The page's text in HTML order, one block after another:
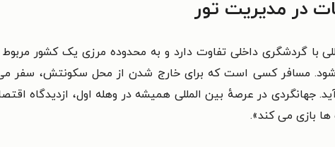
در مدیریت تور
با گردشگری داخلی تفاوت دارد و به محدوده مرزی يک کشور
شود. مسافر کسی است که برای خارج شدن از محل سکونتش، سفر می
جهانگردی در عرصهٔ بين المللی هميشه در وهله اول، ازديدگاه
ها بازی می کند».